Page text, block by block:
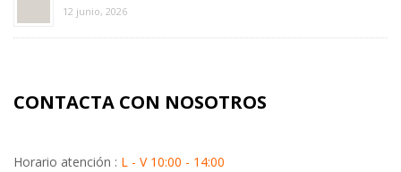
12 junio, 2026
CONTACTA CON NOSOTROS
Horario atención : L - V 10:00 - 14:00